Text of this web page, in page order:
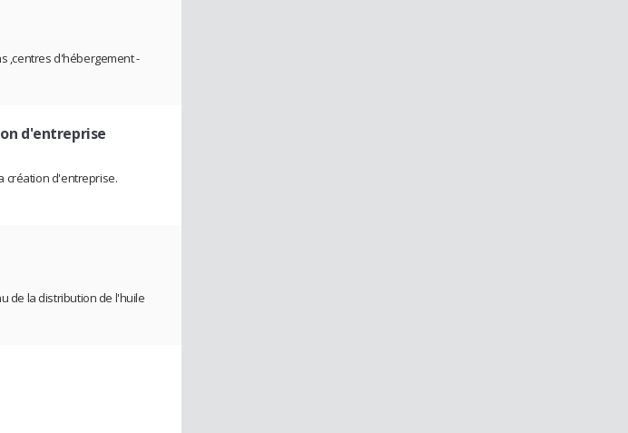
,centres d'hébergement -
d'entreprise
création d'entreprise.
de la distribution de l'huile